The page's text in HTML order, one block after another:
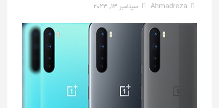
Ahmadreza سپتامبر 13, 2023